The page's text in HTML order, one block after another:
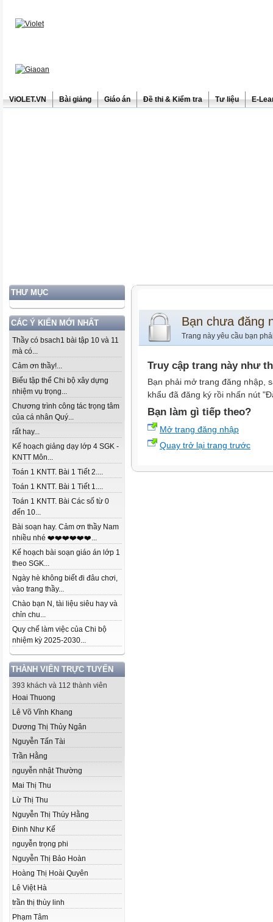
ViOLET.VN Bài giảng Giáo án Đề thi & Kiểm tra Tư liệu E-
THƯ MỤC
CÁC Ý KIẾN MỚI NHẤT
Thầy có bsach1 bài tập 10 và 11
mà có...
Cảm ơn thầy!...
Biểu tập thể Chi bộ xây dựng
nhiệm vụ trọng...
Chương trình công tác trọng tâm
của cá nhân Quý...
rất hay...
Kế hoạch giảng dạy lớp 4 SGK -
KNTT Môn...
Toán 1 KNTT. Bài 1 Tiết 2....
Toán 1 KNTT. Bài 1 Tiết 1....
Toán 1 KNTT. Bài Các số từ 0
đến 10...
Bài soạn hay. Cảm ơn thầy Nam
nhiều nhé ❤️❤️❤️❤️❤️❤️...
Kế hoạch bài soạn giáo án lớp 1
theo SGK...
Ngày hè không biết đi đâu chơi,
vào trang thầy...
Chào bạn N, tài liệu siêu hay và
chỉn chu...
Quy chế làm việc của Chi bộ
nhiệm kỳ 2025-2030...
THÀNH VIÊN TRỰC TUYẾN
393 khách và 112 thành viên
Hoai Thuong
Lê Võ Vĩnh Khang
Dương Thị Thủy Ngân
Nguyễn Tấn Tài
Trần Hằng
nguyễn nhật Thường
Mai Thị Thu
Lừ Thị Thu
Nguyễn Thị Thúy Hằng
Đinh Như Kế
nguyễn trọng phi
Nguyễn Thị Bảo Hoàn
Hoàng Thị Hoài Quyên
Lê Việt Hà
trần thị thùy linh
Phạm Tâm
Bạn chưa đăng
Trang này yêu cầu bạn
Truy cập trang này như
Bạn phải mở trang đăng nhập,
khẩu đã đăng ký rồi nhấn nút
Bạn làm gì tiếp theo?
Mở trang đăng nhập
Quay trở lại trang trước